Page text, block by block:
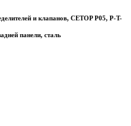
и клапанов, CETOP P05, P-T-
панели, сталь